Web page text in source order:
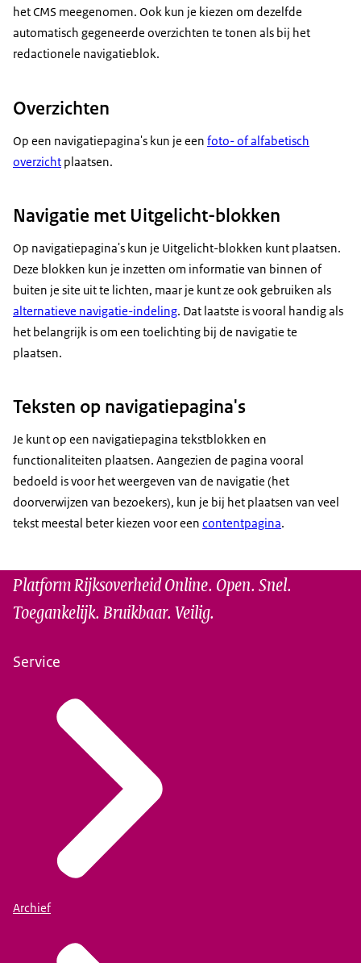
het CMS meegenomen. Ook kun je kiezen om dezelfde
automatisch gegeneerde overzichten te tonen als bij het
redactionele navigatieblok.
Overzichten
Op een navigatiepagina's kun je een foto- of alfabetisch
overzicht plaatsen.
Navigatie met Uitgelicht-blokken
Op navigatiepagina's kun je Uitgelicht-blokken kunt plaatsen.
Deze blokken kun je inzetten om informatie van binnen of
buiten je site uit te lichten, maar je kunt ze ook gebruiken als
alternatieve navigatie-indeling. Dat laatste is vooral handig als
het belangrijk is om een toelichting bij de navigatie te
plaatsen.
Teksten op navigatiepagina's
Je kunt op een navigatiepagina tekstblokken en
functionaliteiten plaatsen. Aangezien de pagina vooral
bedoeld is voor het weergeven van de navigatie (het
doorverwijzen van bezoekers), kun je bij het plaatsen van veel
tekst meestal beter kiezen voor een contentpagina.
Platform Rijksoverheid Online. Open. Snel.
Toegankelijk. Bruikbaar. Veilig.
Service
Archief